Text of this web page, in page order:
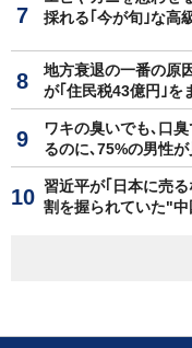
採れる｢今が旬｣な高
地方衰退の一番の原
が｢住民税43億円｣を
ワキの臭いでも､口
るのに､75%の男性
習近平が｢日本に売
割を握られていた"